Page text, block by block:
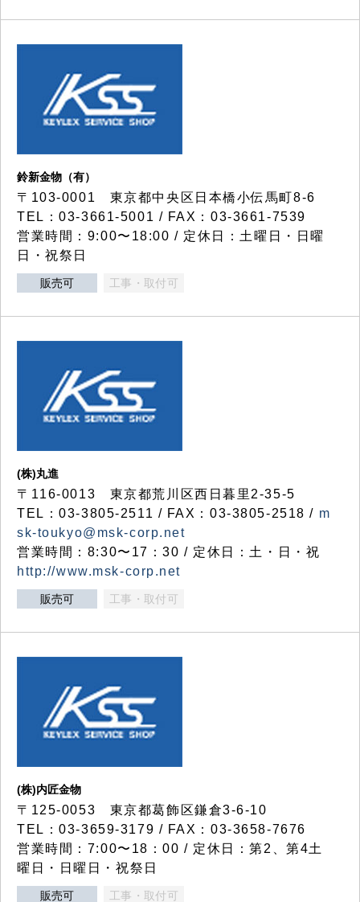
鈴新金物（有）
〒103-0001 東京都中央区日本橋小伝馬町8-6
TEL：03-3661-5001 / FAX：03-3661-7539
営業時間：9:00〜18:00 / 定休日：土曜日・日曜
日・祝祭日
販売可 工事・取付可
(株)丸進
〒116-0013 東京都荒川区西日暮里2-35-5
TEL：03-3805-2511 / FAX：03-3805-2518 / m
sk-toukyo@msk-corp.net
営業時間：8:30〜17：30 / 定休日：土・日・祝
http://www.msk-corp.net
販売可 工事・取付可
(株)内匠金物
〒125-0053 東京都葛飾区鎌倉3-6-10
TEL：03-3659-3179 / FAX：03-3658-7676
営業時間：7:00〜18：00 / 定休日：第2、第4土
曜日・日曜日・祝祭日
販売可 工事・取付可